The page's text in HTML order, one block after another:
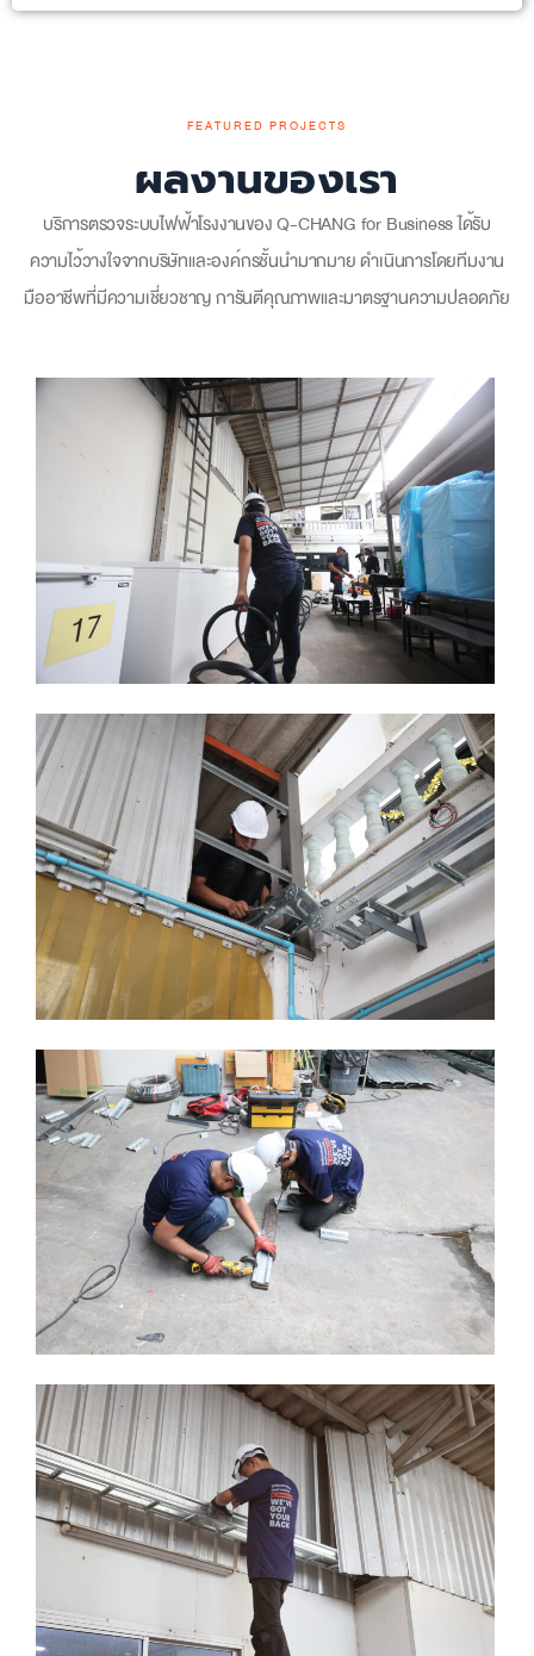
FEATURED PROJECTS
ผลงานของเรา
บริการตรวจระบบไฟฟ้าโรงงานของ Q-CHANG for Business ได้รับ
ความไว้วางใจจากบริษัทและองค์กรชั้นนำมากมาย ดำเนินการโดยทีมงาน
มืออาชีพที่มีความเชี่ยวชาญ การันตีคุณภาพและมาตรฐานความปลอดภัย